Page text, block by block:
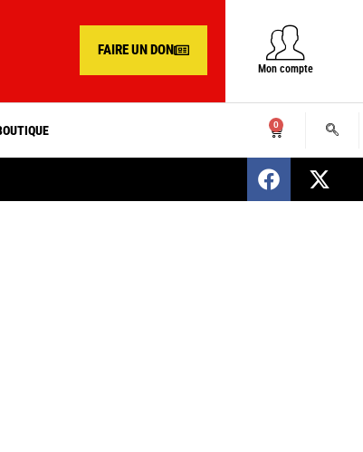
FAIRE UN DON
Mon compte
0
SENEGAL : Nomination d’un nouveau